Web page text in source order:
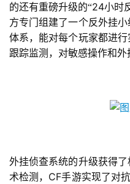
的还有重磅升级的“24小时
方专门组建了一个反外挂
体系，能对每个玩家都进
跟踪监测，对敏感操作和外
外挂侦查系统的升级获得
术检测， CF手游实现了对